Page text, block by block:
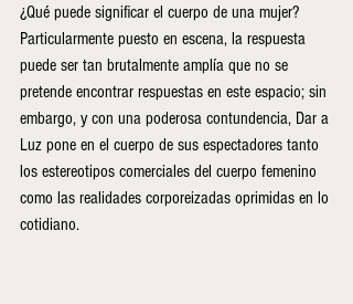
¿Qué puede significar el cuerpo de una mujer?
Particularmente puesto en escena, la respuesta
puede ser tan brutalmente amplía que no se
pretende encontrar respuestas en este espacio; sin
embargo, y con una poderosa contundencia, Dar a
Luz pone en el cuerpo de sus espectadores tanto
los estereotipos comerciales del cuerpo femenino
como las realidades corporeizadas oprimidas en lo
cotidiano.